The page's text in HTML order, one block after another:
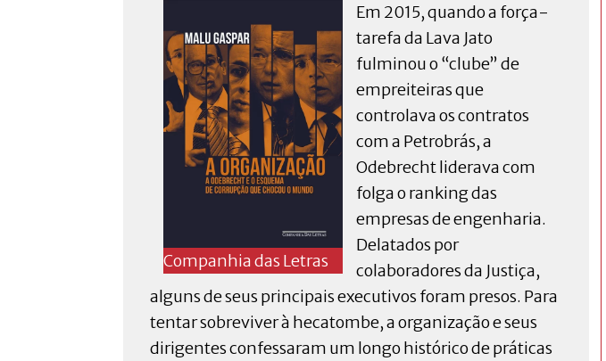
Companhia das Letras
Em 2015, quando a força-
tarefa da Lava Jato
fulminou o “clube” de
empreiteiras que
controlava os contratos
com a Petrobrás, a
Odebrecht liderava com
folga o ranking das
empresas de engenharia.
Delatados por
colaboradores da Justiça,
alguns de seus principais executivos foram presos. Para
tentar sobreviver à hecatombe, a organização e seus
dirigentes confessaram um longo histórico de práticas